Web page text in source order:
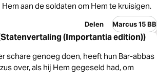
aan de soldaten om Hem te kruisigen.
Delen Marcus 15 BB
(Importantia edition))
schare genoeg doen, heeft hun Bar-abbas
over, als hij Hem gegeseld had, om